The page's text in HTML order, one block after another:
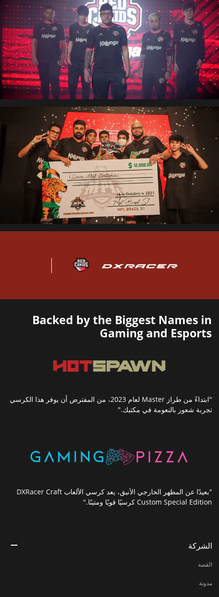
Backed by the Biggest Names in
Gaming and Esports
"ابتداءً من طراز Master لعام 2023، من المفترض أن يوفر هذا الكرسي
تجربة شعور بالنعومة في مكتبك."
"بعيدًا عن المظهر الخارجي الأنيق، يعد كرسي الألعاب DXRacer Craft
Custom Special Edition كرسيًا قويًا ومتينًا."
الشركة
القصة
مدونة